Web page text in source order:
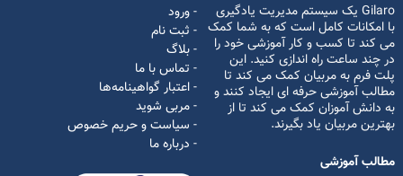
Gilaro یک سیستم مدیریت یادگیری
با امکانات کامل است که به شما کمک
می کند تا کسب و کار آموزشی خود را
در چند ساعت راه اندازی کنید. این
پلت فرم به مربیان کمک می کند تا
مطالب آموزشی حرفه ای ایجاد کنند و
به دانش آموزان کمک می کند تا از
بهترین مربیان یاد بگیرند.
- ورود
- ثبت نام
- بلاگ
- تماس با ما
- اعتبار گواهینامه‌ها
- مربی شوید
- سیاست و حریم خصوص
- درباره ما
مطالب آموزشی